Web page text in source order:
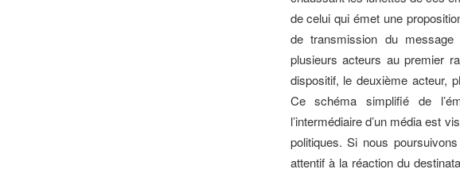
de celui qui émet une
de transmission du
plusieurs acteurs au premier
dispositif, le deuxième acteur,
Ce schéma simplifié de
l’intermédiaire d’un média est
politiques. Si nous
attentif à la réaction du